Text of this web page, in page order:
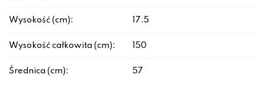
Wysokość (cm): 17.5
Wysokość całkowita (cm): 150
Średnica (cm): 57